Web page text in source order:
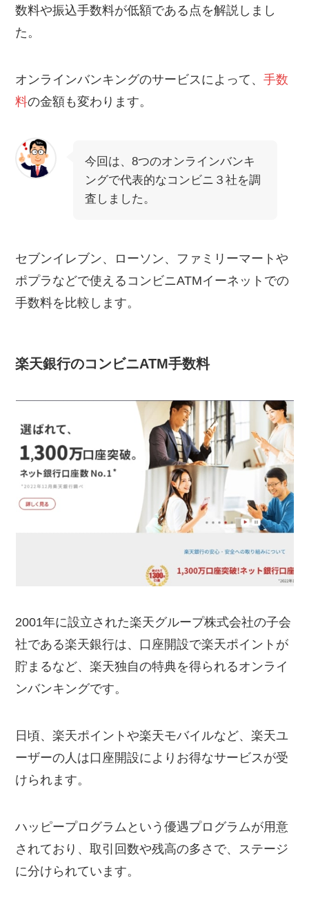
数料や振込手数料が低額である点を解説しまし
た。
オンラインバンキングのサービスによって、手数
料の金額も変わります。
今回は、8つのオンラインバンキ
ングで代表的なコンビニ３社を調
査しました。
セブンイレブン、ローソン、ファミリーマートや
ポプラなどで使えるコンビニATMイーネットでの
手数料を比較します。
楽天銀行のコンビニATM手数料
2001年に設立された楽天グループ株式会社の子会
社である楽天銀行は、口座開設で楽天ポイントが
貯まるなど、楽天独自の特典を得られるオンライ
ンバンキングです。
日頃、楽天ポイントや楽天モバイルなど、楽天ユ
ーザーの人は口座開設によりお得なサービスが受
けられます。
ハッピープログラムという優遇プログラムが用意
されており、取引回数や残高の多さで、ステージ
に分けられています。